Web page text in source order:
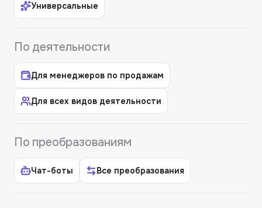
Универсальные
По деятельности
Для менеджеров по продажам
Для всех видов деятельности
По преобразованиям
Чат-боты Все преобразования